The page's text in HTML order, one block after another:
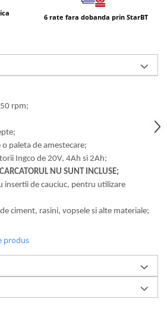
&
si
& Triple
6 rate fara dobanda prin StarBT
rpm;
paleta de amestecare;
Ingco de 20V, 4Ah si 2Ah;
NU SUNT INCLUSE;
insertii de cauciuc, pentru utilizare
ciment, rasini, vopsele si alte materiale;
produs